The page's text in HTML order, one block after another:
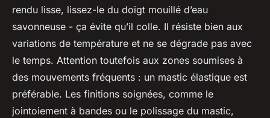
rendu lisse, lissez-le du doigt mouillé d’eau
savonneuse - ça évite qu’il colle. Il résiste bien aux
variations de température et ne se dégrade pas avec
le temps. Attention toutefois aux zones soumises à
des mouvements fréquents : un mastic élastique est
préférable. Les finitions soignées, comme le
jointoiement à bandes ou le polissage du mastic,